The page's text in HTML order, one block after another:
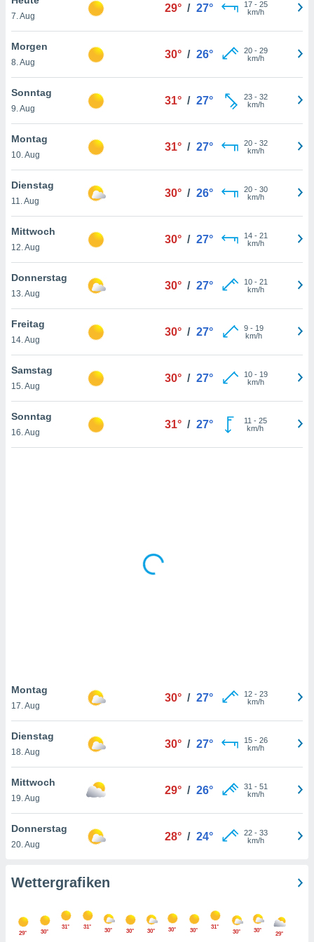
oder
Partner
es uns
das
der
Profil zu
Ihnen
finden
. Sie
jederzeit
Rand
können
von
und
klicken.
und
7. Aug
29° / 27° 17- 25
km/h
Morgen
8. Aug
30° / 26° 20- 29
km/h
Sonntag
9. Aug
31° / 27° 23- 32
km/h
Montag
10. Aug
31° / 27° 20- 32
km/h
Dienstag
11. Aug
30° / 26° 20- 30
km/h
Mittwoch
12. Aug
30° / 27° 14- 21
km/h
Donnerstag
13. Aug
30° / 27° 10- 21
km/h
Freitag
14. Aug
30° / 27° 9- 19
km/h
Samstag
15. Aug
30° / 27° 10- 19
km/h
Sonntag
16. Aug
31° / 27° 11 - 25
km/h
Montag
17. Aug
30° / 27° 12- 23
km/h
Dienstag
18. Aug
30° / 27° 15- 26
km/h
Mittwoch
19. Aug
29° / 26° 31 - 51
km/h
Donnerstag
20. Aug
28° / 24° 22- 33
km/h
Wettergrafiken
29° 30°
31° 31°
30° 30° 30° 30° 30°
31°
30° 30°
29°